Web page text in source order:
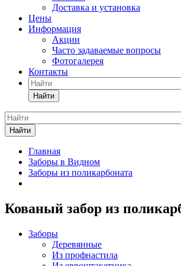
Доставка и установка
Цены
Информация
Акции
Часто задаваемые вопросы
Фотогалерея
Контакты
Найти
Найти
Главная
Заборы в Видном
Заборы из поликарбоната
Кованый забор из
Заборы
Деревянные
Из профнастила